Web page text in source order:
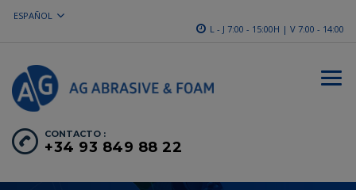
ESPAÑOL
L - J 7:00 - 15:00H | V 7:00 - 14:00
CONTACTO :
+34 93 849 88 22